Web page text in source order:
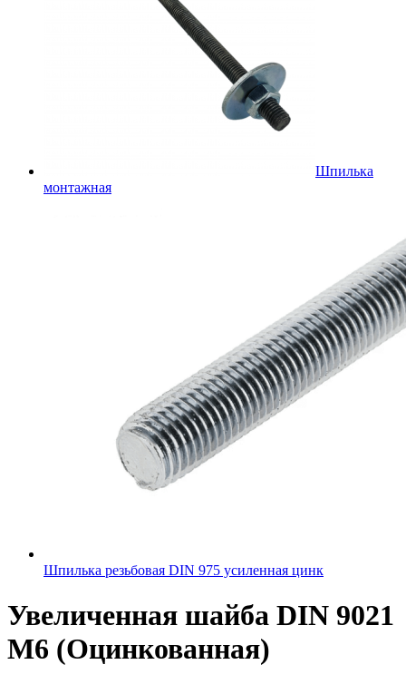
Шпилька
монтажная
Шпилька резьбовая DIN 975 усиленная цинк
Увеличенная шайба DIN 9021
М6 (Оцинкованная)